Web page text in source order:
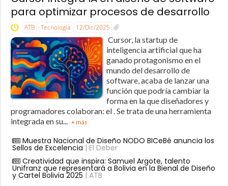
para optimizar procesos de desarrollo
ATB Tecnología 12/Dic/2025
Cursor, la startup de
inteligencia artificial que ha
ganado protagonismo en el
mundo del desarrollo de
software, acaba de lanzar una
función que podría cambiar la
forma en la que diseñadores y
programadores colaboran: el . Se trata de una herramienta
integrada en su... + más
Muestra Nacional de Diseño NODO BICeBé anuncia los
Sellos de Excelencia | El Deber
Creatividad que inspira: Samuel Argote, talento
Unifranz que representará a Bolivia en la Bienal de Diseño
y Cartel Bolivia 2025 | ATB